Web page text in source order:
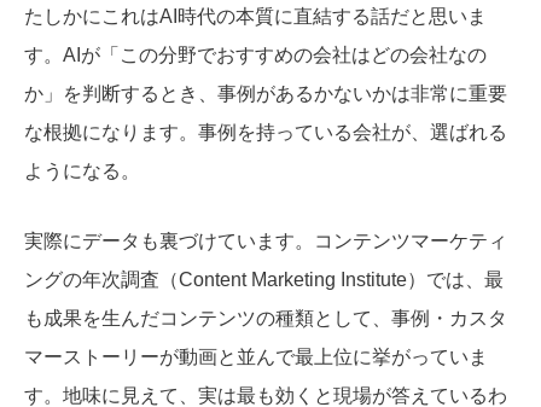
たしかにこれはAI時代の本質に直結する話だと思いま
す。AIが「この分野でおすすめの会社はどの会社なの
か」を判断するとき、事例があるかないかは非常に重要
な根拠になります。事例を持っている会社が、選ばれる
ようになる。
実際にデータも裏づけています。コンテンツマーケティ
ングの年次調査（Content Marketing Institute）では、最
も成果を生んだコンテンツの種類として、事例・カスタ
マーストーリーが動画と並んで最上位に挙がっていま
す。地味に見えて、実は最も効くと現場が答えているわ